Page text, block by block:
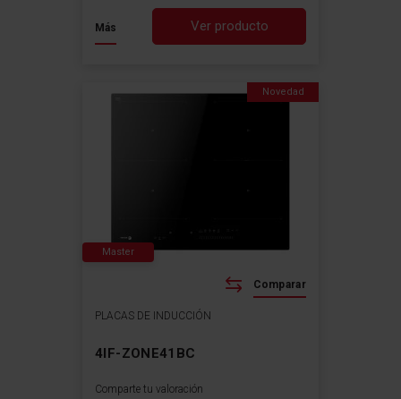
Ver producto
Más
PLACAS DE INDUCCIÓN
4IF-ZONE41BC
Comparte tu valoración
Comparar
Master
Novedad